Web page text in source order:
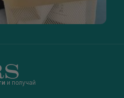
и получай